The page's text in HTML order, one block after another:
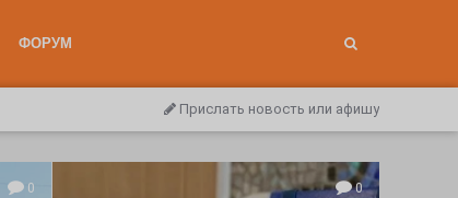
ФОРУМ
Прислать новость или афишу
0 0